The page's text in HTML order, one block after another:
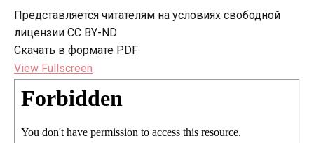
Представляется читателям на условиях свободной
лицензии CC BY-ND
Скачать в формате PDF
View Fullscreen
Перейти
содержимому